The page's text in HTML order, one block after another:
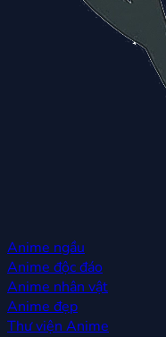
Anime ngầu
Anime độc đáo
Anime nhân vật
Anime đẹp
Thư viện Anime